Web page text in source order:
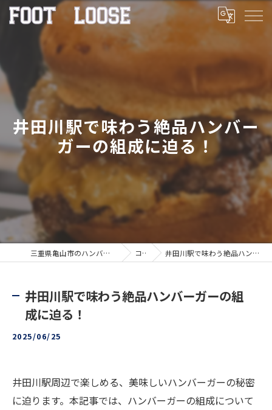
井田川駅で味わう絶品ハンバー
ガーの組成に迫る！
三重県亀山市のハンバーガーならFOOT LOOSE コラム 井田川駅で味わう絶品ハンバーガーの組成に迫る！
井田川駅で味わう絶品ハンバーガーの組
成に迫る！
2025/06/25
井田川駅周辺で楽しめる、美味しいハンバーガーの秘密
に迫ります。本記事では、ハンバーガーの組成について